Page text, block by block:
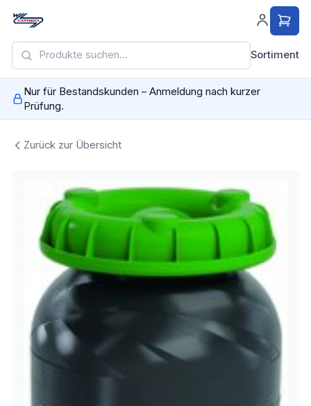
Sortiment
Nur für Bestandskunden – Anmeldung nach kurzer
Prüfung.
Zurück zur Übersicht